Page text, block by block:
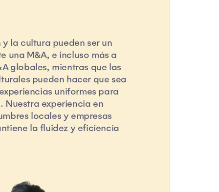
la cultura pueden ser un
una M&A, e incluso más a
globales, mientras que las
pueden hacer que sea
uniformes para
Nuestra experiencia en
locales y empresas
la fluidez y eficiencia